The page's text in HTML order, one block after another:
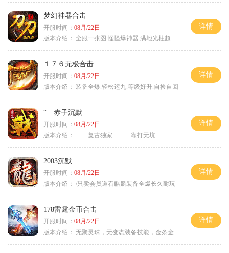
梦幻神器合击
开服时间： 08月/22日
版本介绍： 全服一张图.怪怪爆神器.满地光柱超激情
详情
１７６无极合击
开服时间： 08月/22日
版本介绍： 装备全爆.轻松运九.等级好升.自捡自回
详情
“ 赤子沉默
开服时间： 08月/22日
版本介绍：
复古独家 靠打无坑
详情
2003沉默
开服时间： 08月/22日
版本介绍： /只卖会员道召麒麟装备全爆长久耐玩
详情
178雷霆金币合击
开服时间： 08月/22日
版本介绍： 无聚灵珠，无变态装备技能，金条金刚石保底
详情